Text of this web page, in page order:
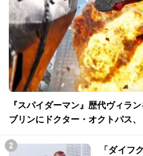
『スパイダーマン』歴代ヴィラ
ブリンにドクター・オクトパス
「ダイフ